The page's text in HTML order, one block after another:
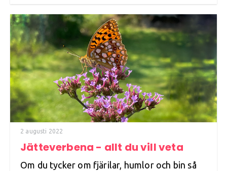
2 augusti 2022
Jätteverbena - allt du vill veta
Om du tycker om fjärilar, humlor och bin så